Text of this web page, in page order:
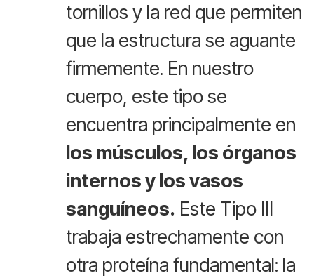
tornillos y la red que permiten
que la estructura se aguante
firmemente. En nuestro
cuerpo, este tipo se
encuentra principalmente en
los músculos, los órganos
internos y los vasos
sanguíneos. Este Tipo III
trabaja estrechamente con
otra proteína fundamental: la